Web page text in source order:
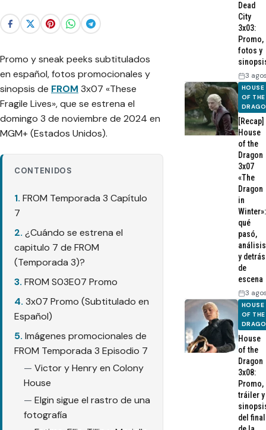
Promo y sneak peeks subtitulados
en español, fotos promocionales y
sinopsis de FROM 3x07 «These
Fragile Lives», que se estrena el
domingo 3 de noviembre de 2024 en
MGM+ (Estados Unidos).
CONTENIDOS
FROM Temporada 3 Capítulo
7
¿Cuándo se estrena el
capitulo 7 de FROM
(Temporada 3)?
FROM S03E07 Promo
3x07 Promo (Subtitulado en
Español)
Imágenes promocionales de
FROM Temporada 3 Episodio 7
Victor y Henry en Colony
House
Elgin sigue el rastro de una
fotografía
Dead
City
3x03:
Promo,
fotos y
3
HOUSE
OF THE
[Recap]
House
of the
Dragon
3x07
«The
Dragon
in
Winter»:
qué
pasó,
análisis
y detrás
de
escena
3
HOUSE
OF THE
House
of the
Dragon
3x08:
Promo,
tráiler y
del final